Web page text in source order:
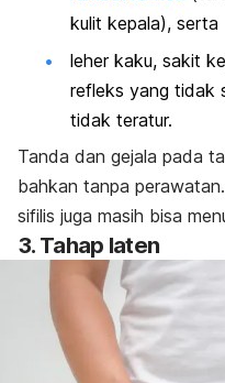
kulit kepala), serta
leher kaku, sakit
refleks yang tidak
tidak teratur.
Tanda dan gejala pada
bahkan tanpa
sifilis juga masih bisa
3. Tahap laten